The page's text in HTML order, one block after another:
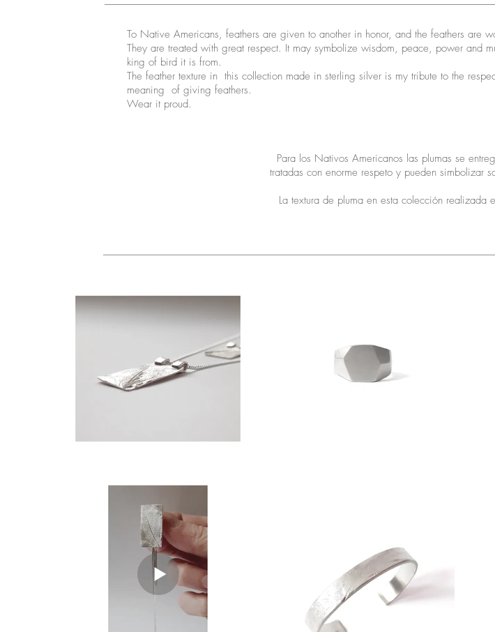
To Native Americans, feathers are given to another in honor, and the feathers are
They are treated with great respect. It may symbolize wisdom, peace, power and
king of bird it is from.
The feather texture in this collection made in sterling silver is my tribute to the
meaning of giving feathers.
Wear it proud.
Para los Nativos Americanos las plumas se
tratadas con enorme respeto y pueden
La textura de pluma en esta colección